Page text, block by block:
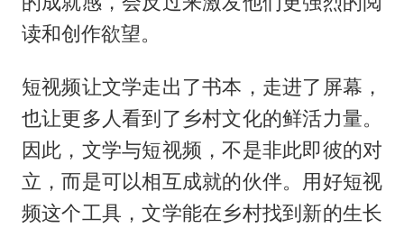
读和创作欲望。
短视频让文学走出了书本，走进了屏幕，
也让更多人看到了乡村文化的鲜活力量。
因此，文学与短视频，不是非此即彼的对
立，而是可以相互成就的伙伴。用好短视
频这个工具，文学能在乡村找到新的生长